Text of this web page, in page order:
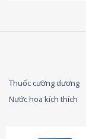
Thuốc cường dương
Nước hoa kích thích